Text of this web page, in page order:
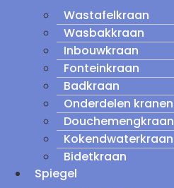
Wastafelkraan
Wasbakkraan
Inbouwkraan
Fonteinkraan
Badkraan
Onderdelen kranen
Douchemengkraan
Kokendwaterkraan
Bidetkraan
Spiegel